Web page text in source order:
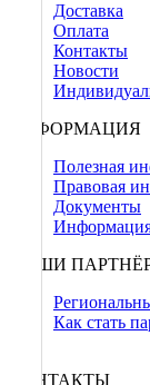
Доставка
Оплата
Контакты
Новости
ИНФОРМАЦИЯ
Полезная
Правовая
Документы
НАШИ
Как стать
КОНТАКТЫ